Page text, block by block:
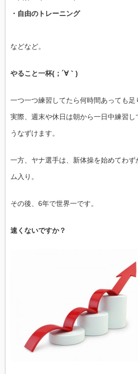
・自由のトレーニング
などなど。
やること一杯(；´∀｀)
一つ一つ練習してたら何時間あっても足
実際、週末や休日は朝から一日中練習し
うなずけます。
一方、ヤナ選手は、新体操を始めてわ
ム入り。
その後、6年で世界一です。
速くないですか？